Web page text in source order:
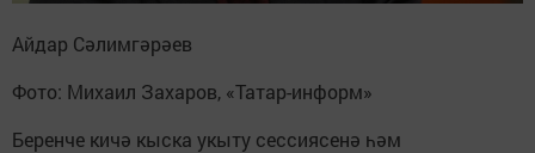
Айдар Сәлимгәрәев
Фото: Михаил Захаров, «Татар-информ»
Беренче кичә кыска укыту сессиясенә һәм